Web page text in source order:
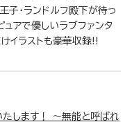
子・ランドルフ殿下が待っ
アで優しいラブファンタ
イラストも豪華収録!!
します！ ～無能と呼ばれ